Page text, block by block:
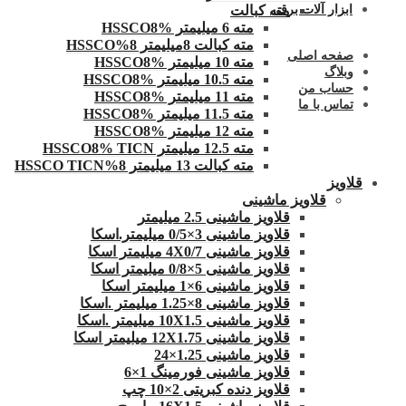
ابزار آلات برقی
صفحه اصلی
وبلاگ
حساب من
تماس با ما
مته کبالت
مته 6 میلیمتر HSSCO8%
مته کبالت 8میلیمتر 8%HSSCO
مته 10 میلیمتر HSSCO8%
مته 10.5 میلیمتر HSSCO8%
مته 11 میلیمتر HSSCO8%
مته 11.5 میلیمتر HSSCO8%
مته 12 میلیمتر HSSCO8%
مته 12.5 میلیمتر HSSCO8% TICN
مته کبالت 13 میلیمتر 8%HSSCO TICN
قلاویز
قلاویز ماشینی
قلاویز ماشینی 2.5 میلیمتر
قلاویز ماشینی 3×0/5 میلیمتر.اسکا
قلاویز ماشینی 4X0/7 میلیمتر اسکا
قلاویز ماشینی 5×0/8 میلیمتر اسکا
قلاویز ماشینی 6×1 میلیمتر اسکا
قلاویز ماشینی 8×1.25 میلیمتر .اسکا
قلاویز ماشینی 10X1.5 میلیمتر .اسکا
قلاویز ماشینی 12X1.75 میلیمتر اسکا
قلاویز ماشینی 1.25×24
قلاویز ماشینی فورمینگ 1×6
قلاویز دنده کبریتی 2×10 چپ